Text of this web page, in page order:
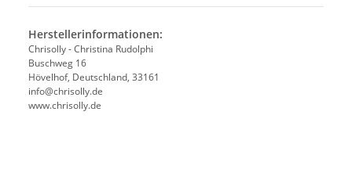
Herstellerinformationen:
Chrisolly - Christina Rudolphi
Buschweg 16
Hövelhof, Deutschland, 33161
info@chrisolly.de
www.chrisolly.de